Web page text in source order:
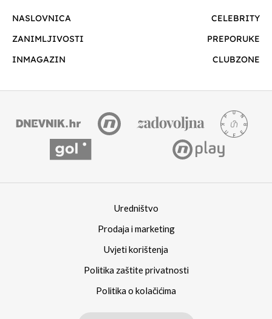
NASLOVNICA
CELEBRITY
ZANIMLJIVOSTI
PREPORUKE
INMAGAZIN
CLUBZONE
Uredništvo
Prodaja i marketing
Uvjeti korištenja
Politika zaštite privatnosti
Politika o kolačićima